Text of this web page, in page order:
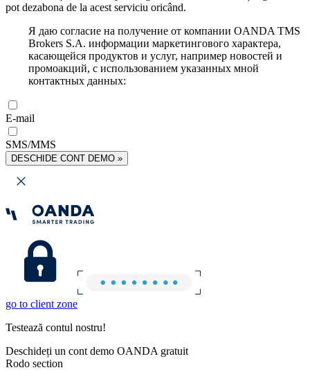
pot dezabona de la acest serviciu oricând.
Я даю согласие на получение от компании OANDA TMS
Brokers S.A. информации маркетингового характера,
касающейся продуктов и услуг, например новостей и
промоакций, с использованием указанных мной
контактных данных:
E-mail
SMS/MMS
DESCHIDE CONT DEMO »
go to client zone
Testează contul nostru!
Deschideți un cont demo OANDA gratuit
Rodo section